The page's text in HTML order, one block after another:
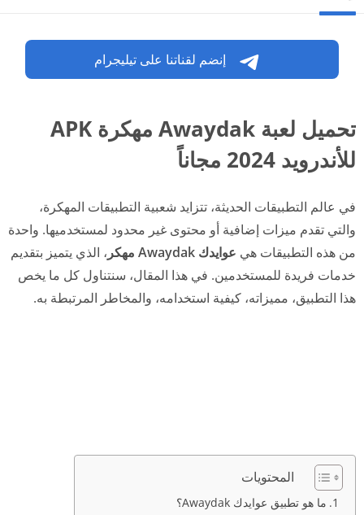
إنضم لقناتنا على تيليجرام
تحميل لعبة Awaydak مهكرة APK
للأندرويد 2024 مجاناً
في عالم التطبيقات الحديثة، تتزايد شعبية التطبيقات المهكرة،
والتي تقدم ميزات إضافية أو محتوى غير محدود لمستخدميها. واحدة
من هذه التطبيقات هي عوايدك Awaydak مهكر
، الذي يتميز بتقديم
خدمات فريدة للمستخدمين. في هذا المقال، سنتناول كل ما يخص
هذا التطبيق، مميزاته، كيفية استخدامه، والمخاطر المرتبطة به.
المحتويات
ما هو تطبيق عوايدك Awaydak؟